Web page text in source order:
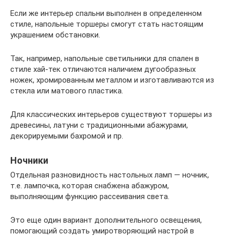
Если же интерьер спальни выполнен в определенном
стиле, напольные торшеры смогут стать настоящим
украшением обстановки.
Так, например, напольные светильники для спален в
стиле хай-тек отличаются наличием дугообразных
ножек, хромированным металлом и изготавливаются из
стекла или матового пластика.
Для классических интерьеров существуют торшеры из
древесины, латуни с традиционными абажурами,
декорируемыми бахромой и пр.
Ночники
Отдельная разновидность настольных ламп — ночник,
т.е. лампочка, которая снабжена абажуром,
выполняющим функцию рассеивания света.
Это еще один вариант дополнительного освещения,
помогающий создать умиротворяющий настрой в